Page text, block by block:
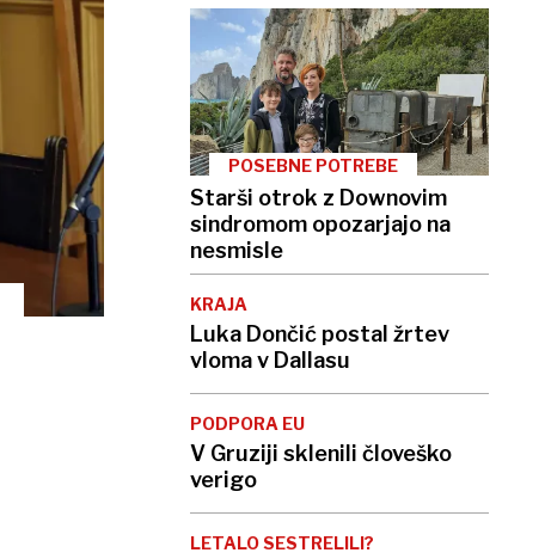
POSEBNE POTREBE
Starši otrok z Downovim
sindromom opozarjajo na
nesmisle
KRAJA
Luka Dončić postal žrtev
vloma v Dallasu
PODPORA EU
V Gruziji sklenili človeško
verigo
LETALO SESTRELILI?